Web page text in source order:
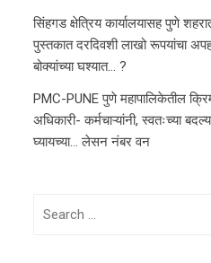
सिंहगड क्षेत्रिय कार्यालयासह पुणे
पुस्तकात दरदिवशी लाखो रूपयांचा
बोक्यांच्या घश्यात… ?
PMC-PUNE पुणे महापालिकेतील
अधिकारी- कर्मचाऱ्यांनी, स्वतःच्या
घ्यायच्या… लेसन नंबर वन